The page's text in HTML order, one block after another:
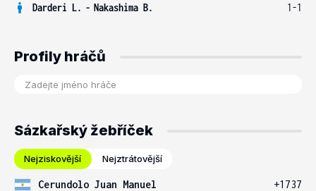
Darderi L. - Nakashima B. 1-1
Profily hráčů
Sázkařský žebříček
Nejziskovější Nejztrátovější
Cerundolo Juan Manuel
+1737